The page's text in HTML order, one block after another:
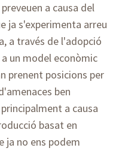
a causa del
ja s'experimenta arreu
a través de l'adopció
un model econòmic
prenent posicions per
ben
a causa
basat en
ja no ens podem